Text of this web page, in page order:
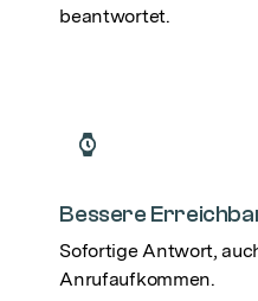
beantwortet.
Bessere
Sofortige Antwort,
Anrufaufkommen.